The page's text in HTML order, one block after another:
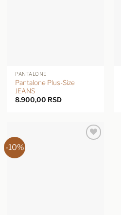
PANTALONE
Pantalone Plus-Size
JEANS
8.900,00 RSD
-10%